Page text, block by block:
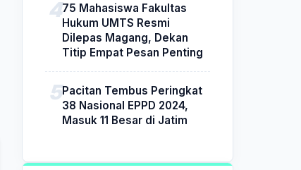
75 Mahasiswa Fakultas
Hukum UMTS Resmi
Dilepas Magang, Dekan
Titip Empat Pesan Penting
Pacitan Tembus Peringkat
38 Nasional EPPD 2024,
Masuk 11 Besar di Jatim